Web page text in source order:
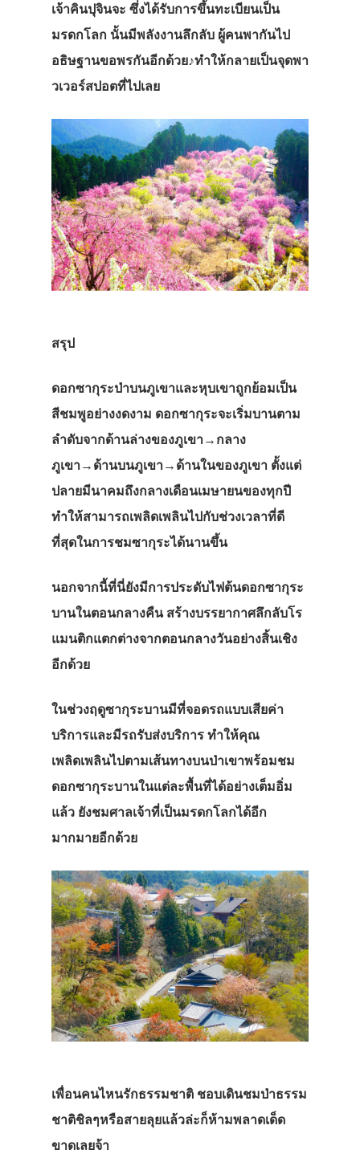
เจ้าคินปุจินจะ ซึ่งได้รับการขึ้นทะเบียนเป็น
มรดกโลก นั้นมีพลังงานลึกลับ ผู้คนพากันไป
อธิษฐานขอพรกันอีกด้วย♪ทำให้กลายเป็นจุดพา
วเวอร์สปอตที่ไปเลย
สรุป
ดอกซากุระป่าบนภูเขาและหุบเขาถูกย้อมเป็น
สีชมพูอย่างงดงาม ดอกซากุระจะเริ่มบานตาม
ลำดับจากด้านล่างของภูเขา→ กลาง
ภูเขา→ ด้านบนภูเขา→ ด้านในของภูเขา ตั้งแต่
ปลายมีนาคมถึงกลางเดือนเมษายนของทุกปี
ทำให้สามารถเพลิดเพลินไปกับช่วงเวลาที่ดี
ที่สุดในการชมซากุระได้นานขึ้น
นอกจากนี้ที่นี่ยังมีการประดับไฟต้นดอกซากุระ
บานในตอนกลางคืน สร้างบรรยากาศลึกลับโร
แมนติกแตกต่างจากตอนกลางวันอย่างสิ้นเชิง
อีกด้วย
ในช่วงฤดูซากุระบานมีที่จอดรถแบบเสียค่า
บริการและมีรถรับส่งบริการ ทำให้คุณ
เพลิดเพลินไปตามเส้นทางบนป่าเขาพร้อมชม
ดอกซากุระบานในแต่ละพื้นที่ได้อย่างเต็มอิ่ม
แล้ว ยังชมศาลเจ้าที่เป็นมรดกโลกได้อีก
มากมายอีกด้วย
เพื่อนคนไหนรักธรรมชาติ ชอบเดินชมป่าธรรม
ชาติชิลๆหรือสายลุยแล้วล่ะก็ห้ามพลาดเด็ด
ขาดเลยจ้า